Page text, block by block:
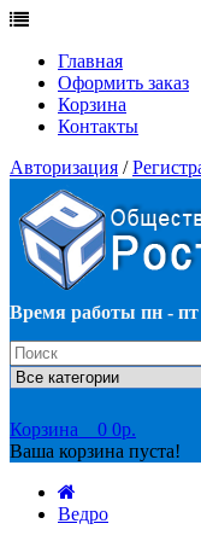
Главная
Оформить заказ
Корзина
Контакты
Авторизация /
Время работы пн - пт
Корзина 0 0р.
Ваша корзина пуста!
Ведро